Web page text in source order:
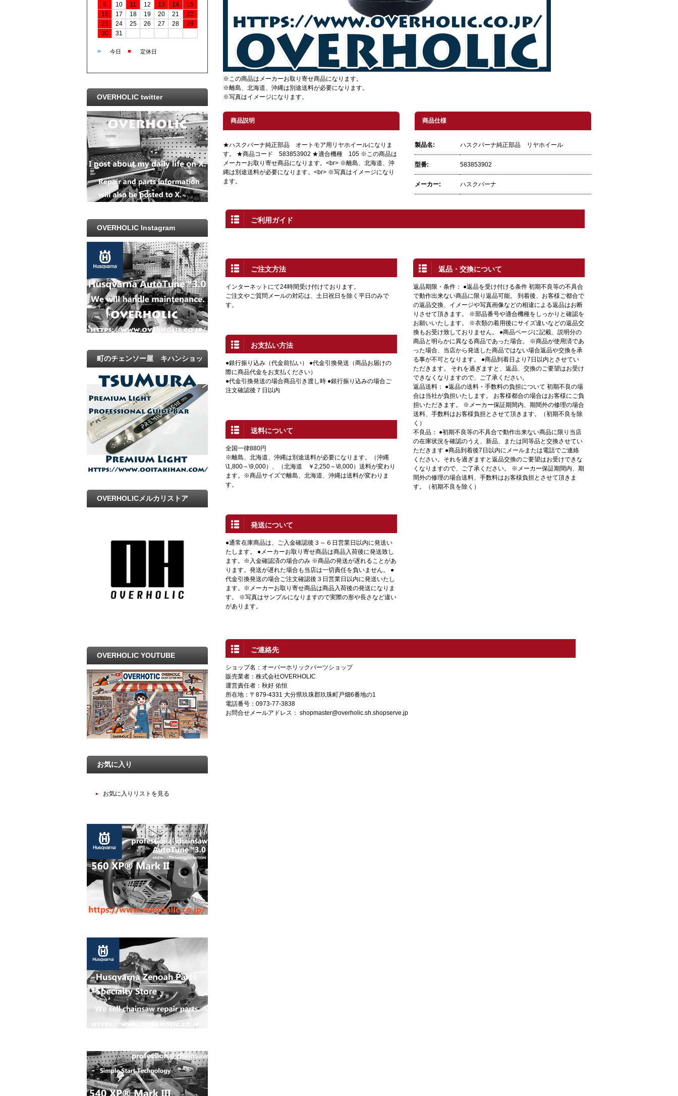
※この商品はメーカーお取り寄せ商品になります。
※離島、北海道、沖縄は別途送料が必要になります。
※写真はイメージになります。
商品説明
★ハスクバーナ純正部品 オートモア用リヤホイールになりま
す。 ★商品コード 583853902 ★適合機種 105 ※この商品は
メーカーお取り寄せ商品になります。<br> ※離島、北海道、沖
縄は別途送料が必要になります。<br> ※写真はイメージになり
ます。
商品仕様
製品名: ハスクバーナ純正部品 リヤホイール
型番: 583853902
メーカー: ハスクバーナ
ご利用ガイド
ご注文方法
インターネットにて24時間受け付けております。
ご注文やご質問メールの対応は、土日祝日を除く平日のみで
す。
お支払い方法
●銀行振り込み（代金前払い） ●代金引換発送（商品お届けの
際に商品代金をお支払ください）
●代金引換発送の場合商品引き渡し時 ●銀行振り込みの場合ご
注文確認後７日以内
送料について
全国一律880円
※離島、北海道、沖縄は別途送料が必要になります。（沖縄
\1,800～\9,000）、（北海道 ￥2,250～\8,000）送料が変わり
ます。※商品サイズで離島、北海道、沖縄は送料が変わりま
す。
発送について
●通常在庫商品は、ご入金確認後３～６日営業日以内に発送い
たします。 ●メーカーお取り寄せ商品は商品入荷後に発送致し
ます。※入金確認済の場合のみ ※商品の発送が遅れることがあ
ります。発送が遅れた場合も当店は一切責任を負いません。 ●
代金引換発送の場合ご注文確認後３日営業日以内に発送いたし
ます。※メーカーお取り寄せ商品は商品入荷後の発送になりま
す。 ※写真はサンプルになりますので実際の形や長さなど違い
があります。
返品・交換について
返品期限・条件： ●返品を受け付ける条件 初期不良等の不具合
で動作出来ない商品に限り返品可能。 到着後、お客様ご都合で
の返品交換、イメージや写真画像などの相違による返品はお断
りさせて頂きます。 ※部品番号や適合機種をしっかりと確認を
お願いいたします。 ※衣類の着用後にサイズ違いなどの返品交
換もお受け致しておりません。 ●商品ページに記載、説明分の
商品と明らかに異なる商品であった場合。 ※商品が使用済であ
った場合、当店から発送した商品ではない場合返品や交換を承
る事が不可となります。 ●商品到着日より7日以内とさせてい
ただきます。 それを過ぎますと、返品、交換のご要望はお受け
できなくなりますので、ご了承ください。
返品送料： ●返品の送料・手数料の負担について 初期不良の場
合は当社が負担いたします。 お客様都合の場合はお客様にご負
担いただきます。 ※メーカー保証期間内、期間外の修理の場合
送料、手数料はお客様負担とさせて頂きます。（初期不良を除
く）
不良品： ●初期不良等の不具合で動作出来ない商品に限り当店
の在庫状況を確認のうえ、新品、または同等品と交換させてい
ただきます ●商品到着後7日以内にメールまたは電話でご連絡
ください。それを過ぎますと返品交換のご要望はお受けできな
くなりますので、ご了承ください。 ※メーカー保証期間内、期
間外の修理の場合送料、手数料はお客様負担とさせて頂きま
す。（初期不良を除く）
ご連絡先
ショップ名：オーバーホリックパーツショップ
販売業者：株式会社OVERHOLIC
運営責任者：秋好 佑恒
所在地：〒879-4331 大分県玖珠郡玖珠町戸畑6番地の1
電話番号：0973-77-3838
お問合せメールアドレス： shopmaster@overholic.sh.shopserve.jp
9
10 11 12 13 14
15
16
17 18 19 20 21
22
23
24 25 26 27 28
29
30
31
■ 今日 ■ 定休日
OVERHOLIC twitter
OVERHOLIC Instagram
町のチェンソー屋 キハンショッ
プ
OVERHOLICメルカリストア
OVERHOLIC YOUTUBE
お気に入り
お気に入りリストを見る